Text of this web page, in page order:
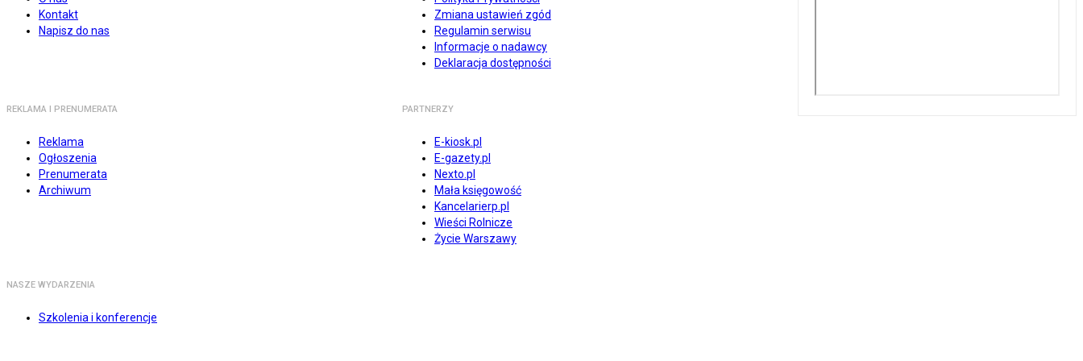
Kontakt
Napisz do nas
Zmiana ustawień zgód
Regulamin serwisu
Informacje o nadawcy
Deklaracja dostępności
REKLAMA I PRENUMERATA
Reklama
Ogłoszenia
Prenumerata
Archiwum
PARTNERZY
E-kiosk.pl
E-gazety.pl
Nexto.pl
Mała księgowość
Kancelarierp.pl
Wieści Rolnicze
Życie Warszawy
NASZE WYDARZENIA
Szkolenia i konferencje